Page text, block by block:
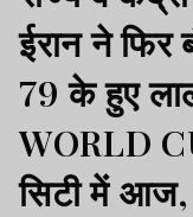
ईरान ने फिर
79 के हुए
WORLD
सिटी में आज,